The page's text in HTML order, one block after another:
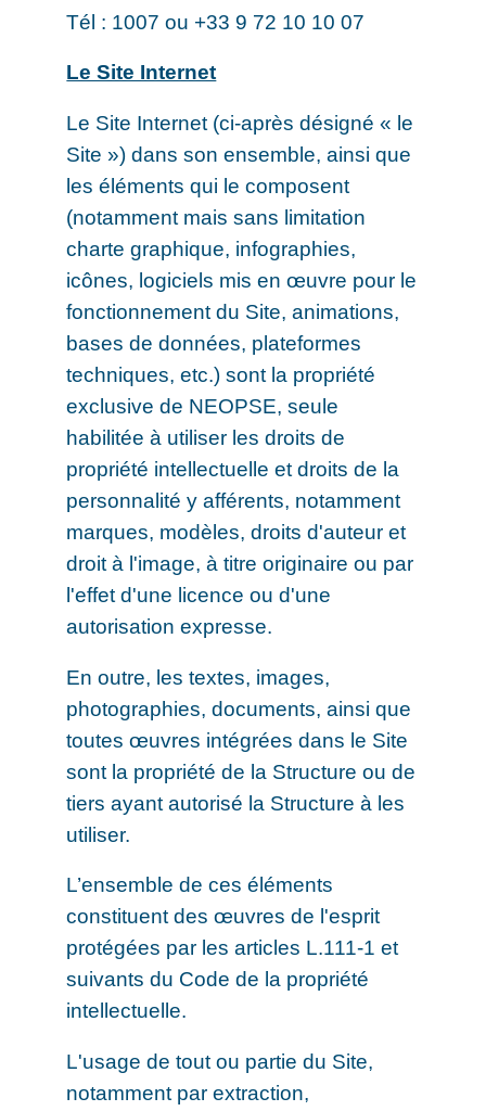
Tél : 1007 ou +33 9 72 10 10 07
Le Site Internet
Le Site Internet (ci-après désigné « le
Site ») dans son ensemble, ainsi que
les éléments qui le composent
(notamment mais sans limitation
charte graphique, infographies,
icônes, logiciels mis en œuvre pour le
fonctionnement du Site, animations,
bases de données, plateformes
techniques, etc.) sont la propriété
exclusive de NEOPSE, seule
habilitée à utiliser les droits de
propriété intellectuelle et droits de la
personnalité y afférents, notamment
marques, modèles, droits d'auteur et
droit à l'image, à titre originaire ou par
l'effet d'une licence ou d'une
autorisation expresse.
En outre, les textes, images,
photographies, documents, ainsi que
toutes œuvres intégrées dans le Site
sont la propriété de la Structure ou de
tiers ayant autorisé la Structure à les
utiliser.
L’ensemble de ces éléments
constituent des œuvres de l'esprit
protégées par les articles L.111-1 et
suivants du Code de la propriété
intellectuelle.
L'usage de tout ou partie du Site,
notamment par extraction,